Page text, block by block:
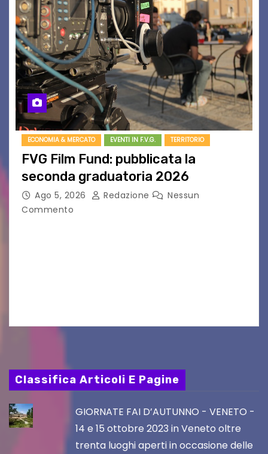
ECONOMIA & MERCATO EVENTI IN F.V.G. TERRITORIO
FVG Film Fund: pubblicata la
seconda graduatoria 2026
Ago 5, 2026 Redazione
Nessun
Commento
Classifica Articoli E Pagine
GIORNATE FAI D’AUTUNNO - VENETO -
14 e 15 ottobre 2023 in Veneto oltre
trenta luoghi aperti in occasione delle